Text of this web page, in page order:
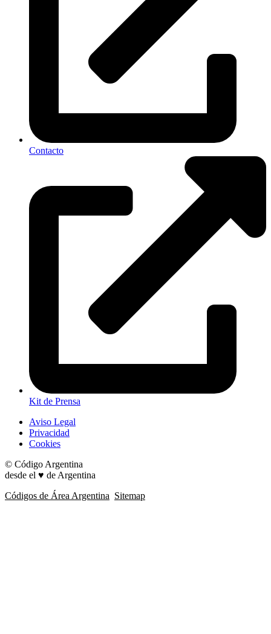
Contacto
Kit de Prensa
Aviso Legal
Privacidad
Cookies
© Código Argentina
desde el ♥ de Argentina
Códigos de Área Argentina Sitemap